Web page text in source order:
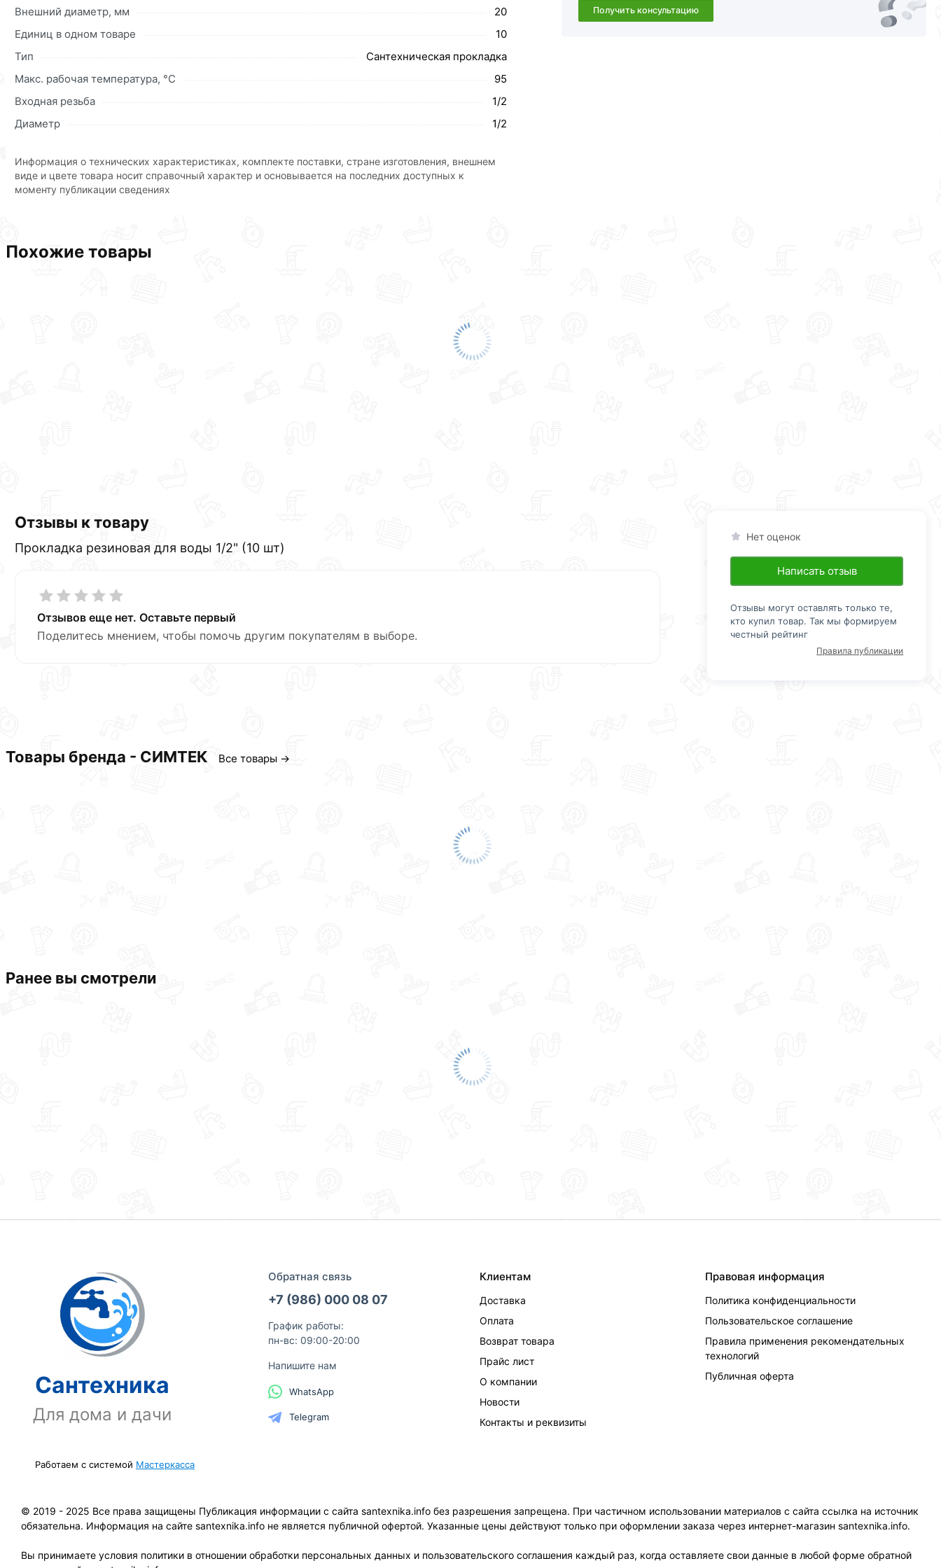
купленного товарa в течение 30 дней (наличие чека обязательно).
Внешний диаметр, мм
20
Единиц в одном товаре
10
Тип
Сантехническая прокладка
Макс. рабочая температура, °С
95
Входная резьба
1/2
Диаметр
1/2
Информация о технических характеристиках, комплекте поставки, стране изготовления, внешнем
виде и цвете товара носит справочный характер и основывается на последних доступных к
моменту публикации сведениях
Получить консультацию
Похожие товары
Отзывы к товару
Прокладка резиновая для воды 1/2" (10 шт)
Отзывов еще нет. Оставьте первый
Поделитесь мнением, чтобы помочь другим покупателям в выборе.
Нет оценок
Написать отзыв
Отзывы могут оставлять только те,
кто купил товар. Так мы формируем
честный рейтинг
Правила публикации
Товары бренда - СИМТЕК Все товары →
Ранее вы смотрели
Сантехника
Для дома и дачи
Обратная связь
+7 (986) 000 08 07
График работы:
пн-вс: 09:00-20:00
Напишите нам
WhatsApp
Telegram
Клиентам
Доставка
Оплата
Возврат товара
Прайс лист
О компании
Новости
Контакты и реквизиты
Правовая информация
Политика конфиденциальности
Пользовательское соглашение
Правила применения рекомендательных
технологий
Публичная оферта
Работаем с системой Мастеркасса
© 2019 - 2025 Все права защищены Публикация информации с сайта santexnika.info без разрешения запрещена. При частичном использовании материалов с сайта ссылка на источник
обязательна. Информация на сайте santexnika.info не является публичной офертой. Указанные цены действуют только при оформлении заказа через интернет-магазин santexnika.info.
Вы принимаете условия политики в отношении обработки персональных данных и пользовательского соглашения каждый раз, когда оставляете свои данные в любой форме обратной